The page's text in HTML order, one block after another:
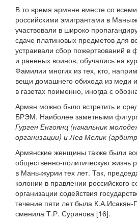
В то время армяне вместе со
российскими эмигрантами в
участвовали в широко
сдаче платиновых предметов для
устраивали сбор пожертвований в
и раненых воинов, обучались на
Фамилии многих из тех, кто,
вещи домашнего обихода из меди
в газетах поименно, иногда с
Армян можно было встретить и
БРЭМ. Наиболее заметными
Гурген Енгоянц (начальник
организации) и Лев Мелик
Армянские женщины также были
общественно-политическую жизнь
в Маньчжурии тех лет. Так,
колонии в правлении российского
организации содействия
течение пяти лет была К.А.Исакян-
сменила Т.Р. Суринова [16].